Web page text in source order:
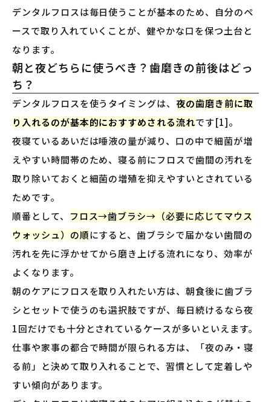
デンタルフロスは毎日使うことが基本のため、自分のペ
ースで取り入れていくことが、健やかな口を保つ土台と
なります。
朝と夜どちらに使うべき？歯磨きの前後はどっ
ち？
デンタルフロスを使うタイミングは、 夜の歯磨き前に取
り入れるのが基本的におすすめされる流れです[1]。
夜寝ているあいだは唾液の量が減り、口の中で細菌が増
えやすい時間帯のため、寝る前にフロスで歯間の汚れを
取り除いておくと細菌の増殖を抑えやすいとされている
ためです。
順番として、
フロス→歯ブラシ→（必要に応じてマウス
ウォッシュ）の順にすると、歯ブラシで届かない歯間の
汚れを先に浮かせてから磨き上げる流れになり、効率が
よくなります。
朝のケアにフロスを取り入れたい方は、朝食後に歯ブラ
シとセットで使うのも選択肢ですが、毎日続けるなら夜
1回だけでも十分とされているケースが多いといえます。
仕事や家事の都合で時間が限られる方は、「夜のみ・寝
る前」と決めて取り入れることで、習慣として定着しや
すい傾向があります。